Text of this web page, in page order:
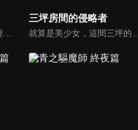
三坪房間的侵略者